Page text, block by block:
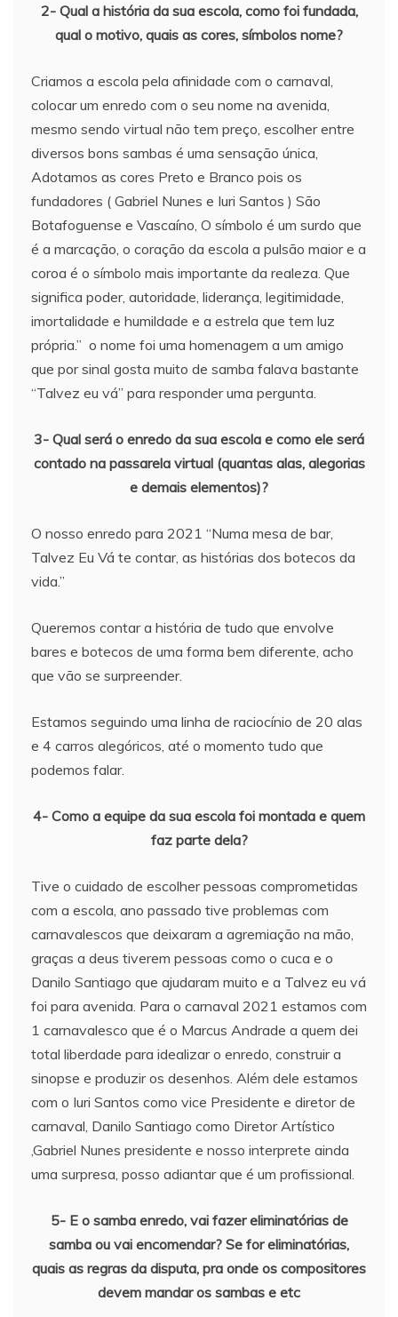
2- Qual a história da sua escola, como foi fundada,
qual o motivo, quais as cores, símbolos nome?
Criamos a escola pela afinidade com o carnaval,
colocar um enredo com o seu nome na avenida,
mesmo sendo virtual não tem preço, escolher entre
diversos bons sambas é uma sensação única,
Adotamos as cores Preto e Branco pois os
fundadores ( Gabriel Nunes e Iuri Santos ) São
Botafoguense e Vascaíno, O símbolo é um surdo que
é a marcação, o coração da escola a pulsão maior e a
coroa é o símbolo mais importante da realeza. Que
significa poder, autoridade, liderança, legitimidade,
imortalidade e humildade e a estrela que tem luz
própria.” o nome foi uma homenagem a um amigo
que por sinal gosta muito de samba falava bastante
“Talvez eu vá” para responder uma pergunta.
3- Qual será o enredo da sua escola e como ele será
contado na passarela virtual (quantas alas, alegorias
e demais elementos)?
O nosso enredo para 2021 “Numa mesa de bar,
Talvez Eu Vá te contar, as histórias dos botecos da
vida.”
Queremos contar a história de tudo que envolve
bares e botecos de uma forma bem diferente, acho
que vão se surpreender.
Estamos seguindo uma linha de raciocínio de 20 alas
e 4 carros alegóricos, até o momento tudo que
podemos falar.
4- Como a equipe da sua escola foi montada e quem
faz parte dela?
Tive o cuidado de escolher pessoas comprometidas
com a escola, ano passado tive problemas com
carnavalescos que deixaram a agremiação na mão,
graças a deus tiverem pessoas como o cuca e o
Danilo Santiago que ajudaram muito e a Talvez eu vá
foi para avenida. Para o carnaval 2021 estamos com
1 carnavalesco que é o Marcus Andrade a quem dei
total liberdade para idealizar o enredo, construir a
sinopse e produzir os desenhos. Além dele estamos
com o Iuri Santos como vice Presidente e diretor de
carnaval, Danilo Santiago como Diretor Artístico
,Gabriel Nunes presidente e nosso interprete ainda
uma surpresa, posso adiantar que é um profissional.
5- E o samba enredo, vai fazer eliminatórias de
samba ou vai encomendar? Se for eliminatórias,
quais as regras da disputa, pra onde os compositores
devem mandar os sambas e etc